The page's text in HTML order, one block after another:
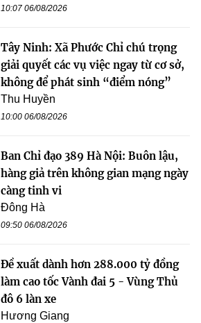
10:07 06/08/2026
Tây Ninh: Xã Phước Chỉ chú trọng
giải quyết các vụ việc ngay từ cơ sở,
không để phát sinh “điểm nóng”
Thu Huyền
10:00 06/08/2026
Ban Chỉ đạo 389 Hà Nội: Buôn lậu,
hàng giả trên không gian mạng ngày
càng tinh vi
Đông Hà
09:50 06/08/2026
Đề xuất dành hơn 288.000 tỷ đồng
làm cao tốc Vành đai 5 - Vùng Thủ
đô 6 làn xe
Hương Giang